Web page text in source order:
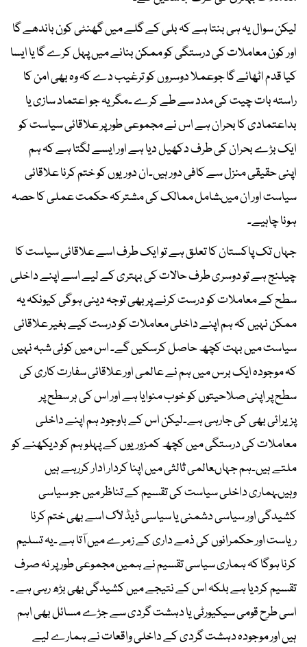
لیکن سوال یہ ہی بنتا ہے کہ بلی کے گلے میں گھنٹی کون باندھے گا
اور کون معاملات کی درستگی کو ممکن بنانے میں پہل کرے گا یا ایسا
کیا قدم اٹھائے گا جوعملا دوسروں کو ترغیب دے کہ وہ بھی امن کا
راستہ بات چیت کی مدد سے طے کرے ۔مگر یہ جو اعتماد سازی یا
بداعتمادی کا بحران ہے اس نے مجموعی طور پر علاقائی سیاست کو
ایک بڑے بحران کی طرف دکھیل دیا ہے اور ایسے لگتا ہے کہ ہم
اپنی حقیقی منزل سے کافی دور ہیں۔ان دوریوں کو ختم کرنا علاقائی
سیاست اور ان میںشامل ممالک کی مشترکہ حکمت عملی کا حصہ
ہونا چاہیے۔
جہاں تک پاکستان کا تعلق ہے تو ایک طرف اسے علاقائی سیاست کا
چیلنج ہے تو دوسری طرف حالات کی بہتری کے لیے اسے اپنے داخلی
سطح کے معاملات کو درست کرنے پر بھی توجہ دینی ہوگی کیونکہ یہ
ممکن نہیں کہ ہم اپنے داخلی معاملات کو درست کیے بغیر علاقائی
سیاست میں بہت کچھ حاصل کرسکیں گے۔ اس میں کوئی شبہ نہیں
کہ موجودہ ایک برس میں ہم نے عالمی اور علاقائی سفارت کاری کی
سطح پر اپنی صلاحیتوں کو خوب منوایا ہے اور اس کی ہر سطح پر
پزیرائی بھی کی جارہی ہے۔لیکن اس کے باوجود ہم اپنے داخلی
معاملات کی درستگی میں کچھ کمزوریوں کے پہلو ہم کو دیکھنے کو
ملتے ہیں۔ہم جہاںعالمی ثالثی میں اپنا کردار ادار کررہے ہیں
وہیںہماری داخلی سیاست کی تقسیم کے تناظر میں جو سیاسی
کشیدگی اور سیاسی دشمنی یا سیاسی ڈیڈ لاک اسے بھی ختم کرنا
ریاست اور حکمرانوں کی ذمے داری کے زمرے میں آتا ہے ۔یہ تسلیم
کرنا ہوگا کہ ہماری سیاسی تقسیم نے ہمیں مجموعی طور پر نہ صرف
تقسیم کردیا ہے بلکہ اس کے نتیجے میں کشیدگی بھی بڑھ رہی ہے ۔
اسی طرح قومی سیکیورٹی یا دہشت گردی سے جڑے مسائل بھی اہم
ہیں اور موجودہ دہشت گردی کے داخلی واقعات نے ہمارے لیے